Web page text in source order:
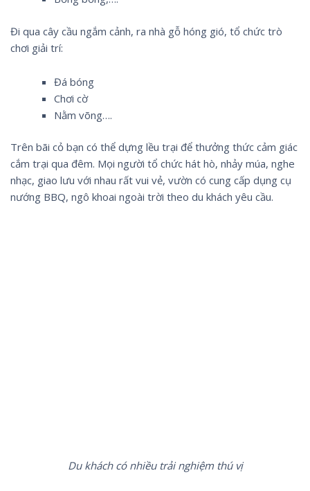
Đi qua cây cầu ngắm cảnh, ra nhà gỗ hóng gió, tổ chức trò
chơi giải trí:
Đá bóng
Chơi cờ
Nằm võng….
Trên bãi cỏ bạn có thể dựng lều trại để thưởng thức cảm giác
cắm trại qua đêm. Mọi người tổ chức hát hò, nhảy múa, nghe
nhạc, giao lưu với nhau rất vui vẻ, vườn có cung cấp dụng cụ
nướng BBQ, ngô khoai ngoài trời theo du khách yêu cầu.
Du khách có nhiều trải nghiệm thú vị